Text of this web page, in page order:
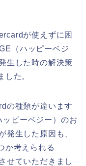
が使えずに困
（ハッピーベジ
生した時の解決策
した。
の種類が違います
ピーベジー）のお
発生した原因も、
か考えられる
せていただきまし